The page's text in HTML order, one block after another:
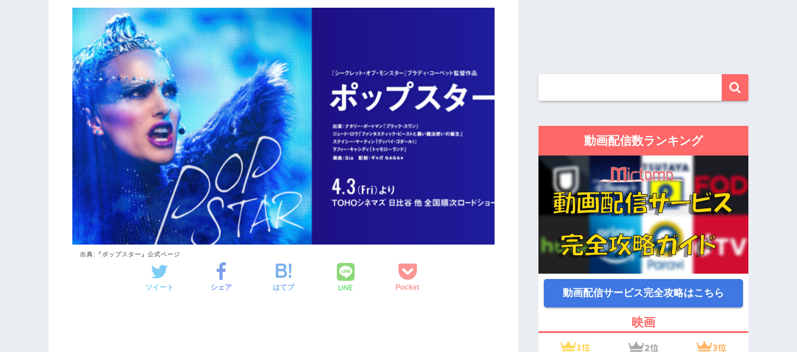
出典:『ポップスター』公式ページ
ツイート シェア はてブ LINE Pocket
動画配信数ランキング
動画配信サービス完全攻略はこちら
映画